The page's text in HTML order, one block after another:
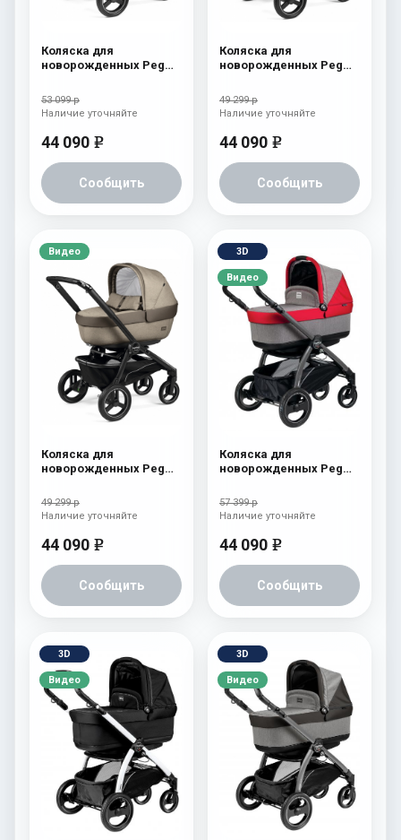
Коляска для
новорожденных Peg
53 099 р
44 090 e
Сообщить
Наличие уточняйте
Коляска для
новорожденных Peg
Atmosphere
49 299 р
44 090 e
Сообщить
Наличие уточняйте
Видео
Коляска для
новорожденных Peg
Cream
49 299 р
44 090 e
Сообщить
Наличие уточняйте
3D
Видео
Коляска для
новорожденных Peg
(шасси White/Black)
Tulip
57 399 р
44 090 e
Сообщить
Наличие уточняйте
3D
Видео
3D
Видео